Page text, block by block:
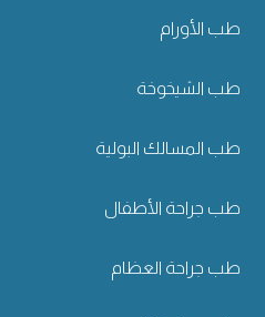
طب الأورام
طب الشيخوخة
طب المسالك البولية
طب جراحة الأطفال
طب جراحة العظام